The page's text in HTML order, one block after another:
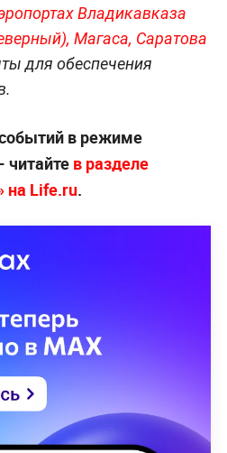
Владикавказа
Магаса, Саратова
для обеспечения
в режиме
читайте в разделе
на Life.ru.